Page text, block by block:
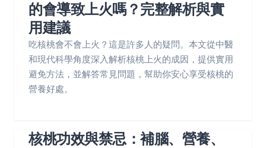
的會導致上火嗎？完整解析與實
用建議
吃核桃會不會上火？這是許多人的疑問。本文從中醫
和現代科學角度深入解析核桃上火的成因，提供實用
避免方法，並解答常見問題，幫助你安心享受核桃的
營養好處。
核桃功效與禁忌：補腦、營養、